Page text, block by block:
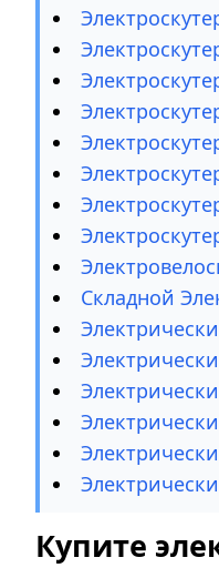
Складной
Купите